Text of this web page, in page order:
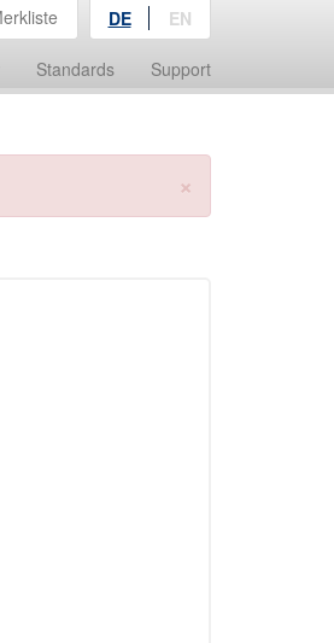
Standards Support
DE EN
×